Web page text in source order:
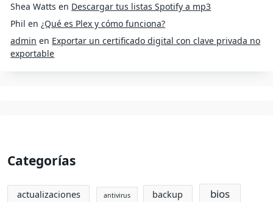
Shea Watts en Descargar tus listas Spotify a mp3
Phil en¿Qué es Plex y cómo funciona?
admin en Exportar un certificado digital con clave privada no
exportable
Categorías
actualizaciones antivirus backup bios